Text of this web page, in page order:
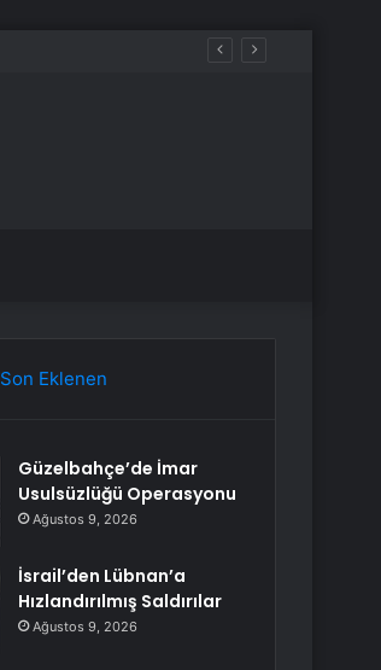
Son Eklenen
Güzelbahçe’de İmar
Usulsüzlüğü Operasyonu
Ağustos 9, 2026
İsrail’den Lübnan’a
Hızlandırılmış Saldırılar
Ağustos 9, 2026